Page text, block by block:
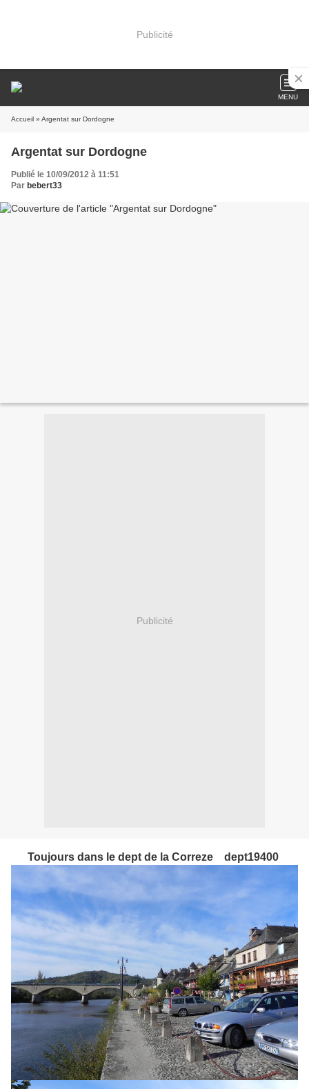
Publicité
MENU
Accueil » Argentat sur Dordogne
Argentat sur Dordogne
Publié le 10/09/2012 à 11:51
Par bebert33
Publicité
Toujours dans le dept de la Correze dept19400